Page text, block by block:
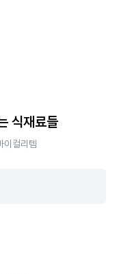
식재료들
이컬리템